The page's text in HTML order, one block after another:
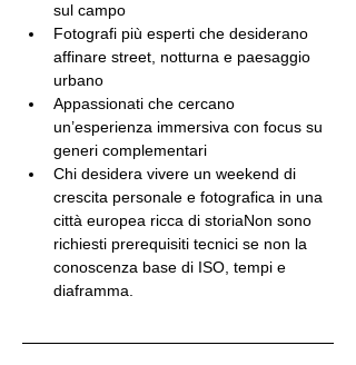
sul campo
Fotografi più esperti che desiderano
affinare street, notturna e paesaggio
urbano
Appassionati che cercano
un’esperienza immersiva con focus su
generi complementari
Chi desidera vivere un weekend di
crescita personale e fotografica in una
città europea ricca di storiaNon sono
richiesti prerequisiti tecnici se non la
conoscenza base di ISO, tempi e
diaframma.